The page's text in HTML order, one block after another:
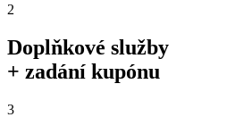
2
Doplňkové služby
+ zadání kupónu
3